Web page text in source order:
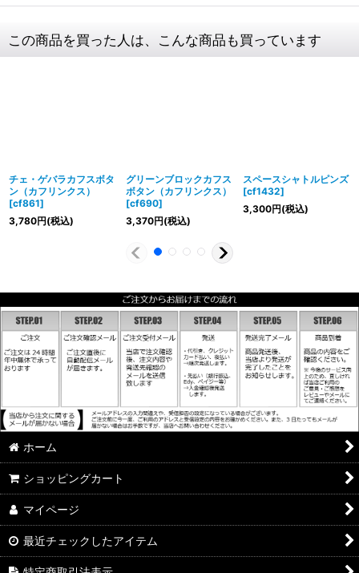
この商品を買った人は、こんな商品も買っています
チェ・ゲバラカフスボタ
ン（カフリンクス）
[cf861]
3,780円(税込)
グリーンブロックカフス
ボタン（カフリンクス）
[cf690]
3,370円(税込)
スペースシャトルピンズ
[cf1432]
3,300円(税込)
ホーム
ショッピングカート
マイページ
最近チェックしたアイテム